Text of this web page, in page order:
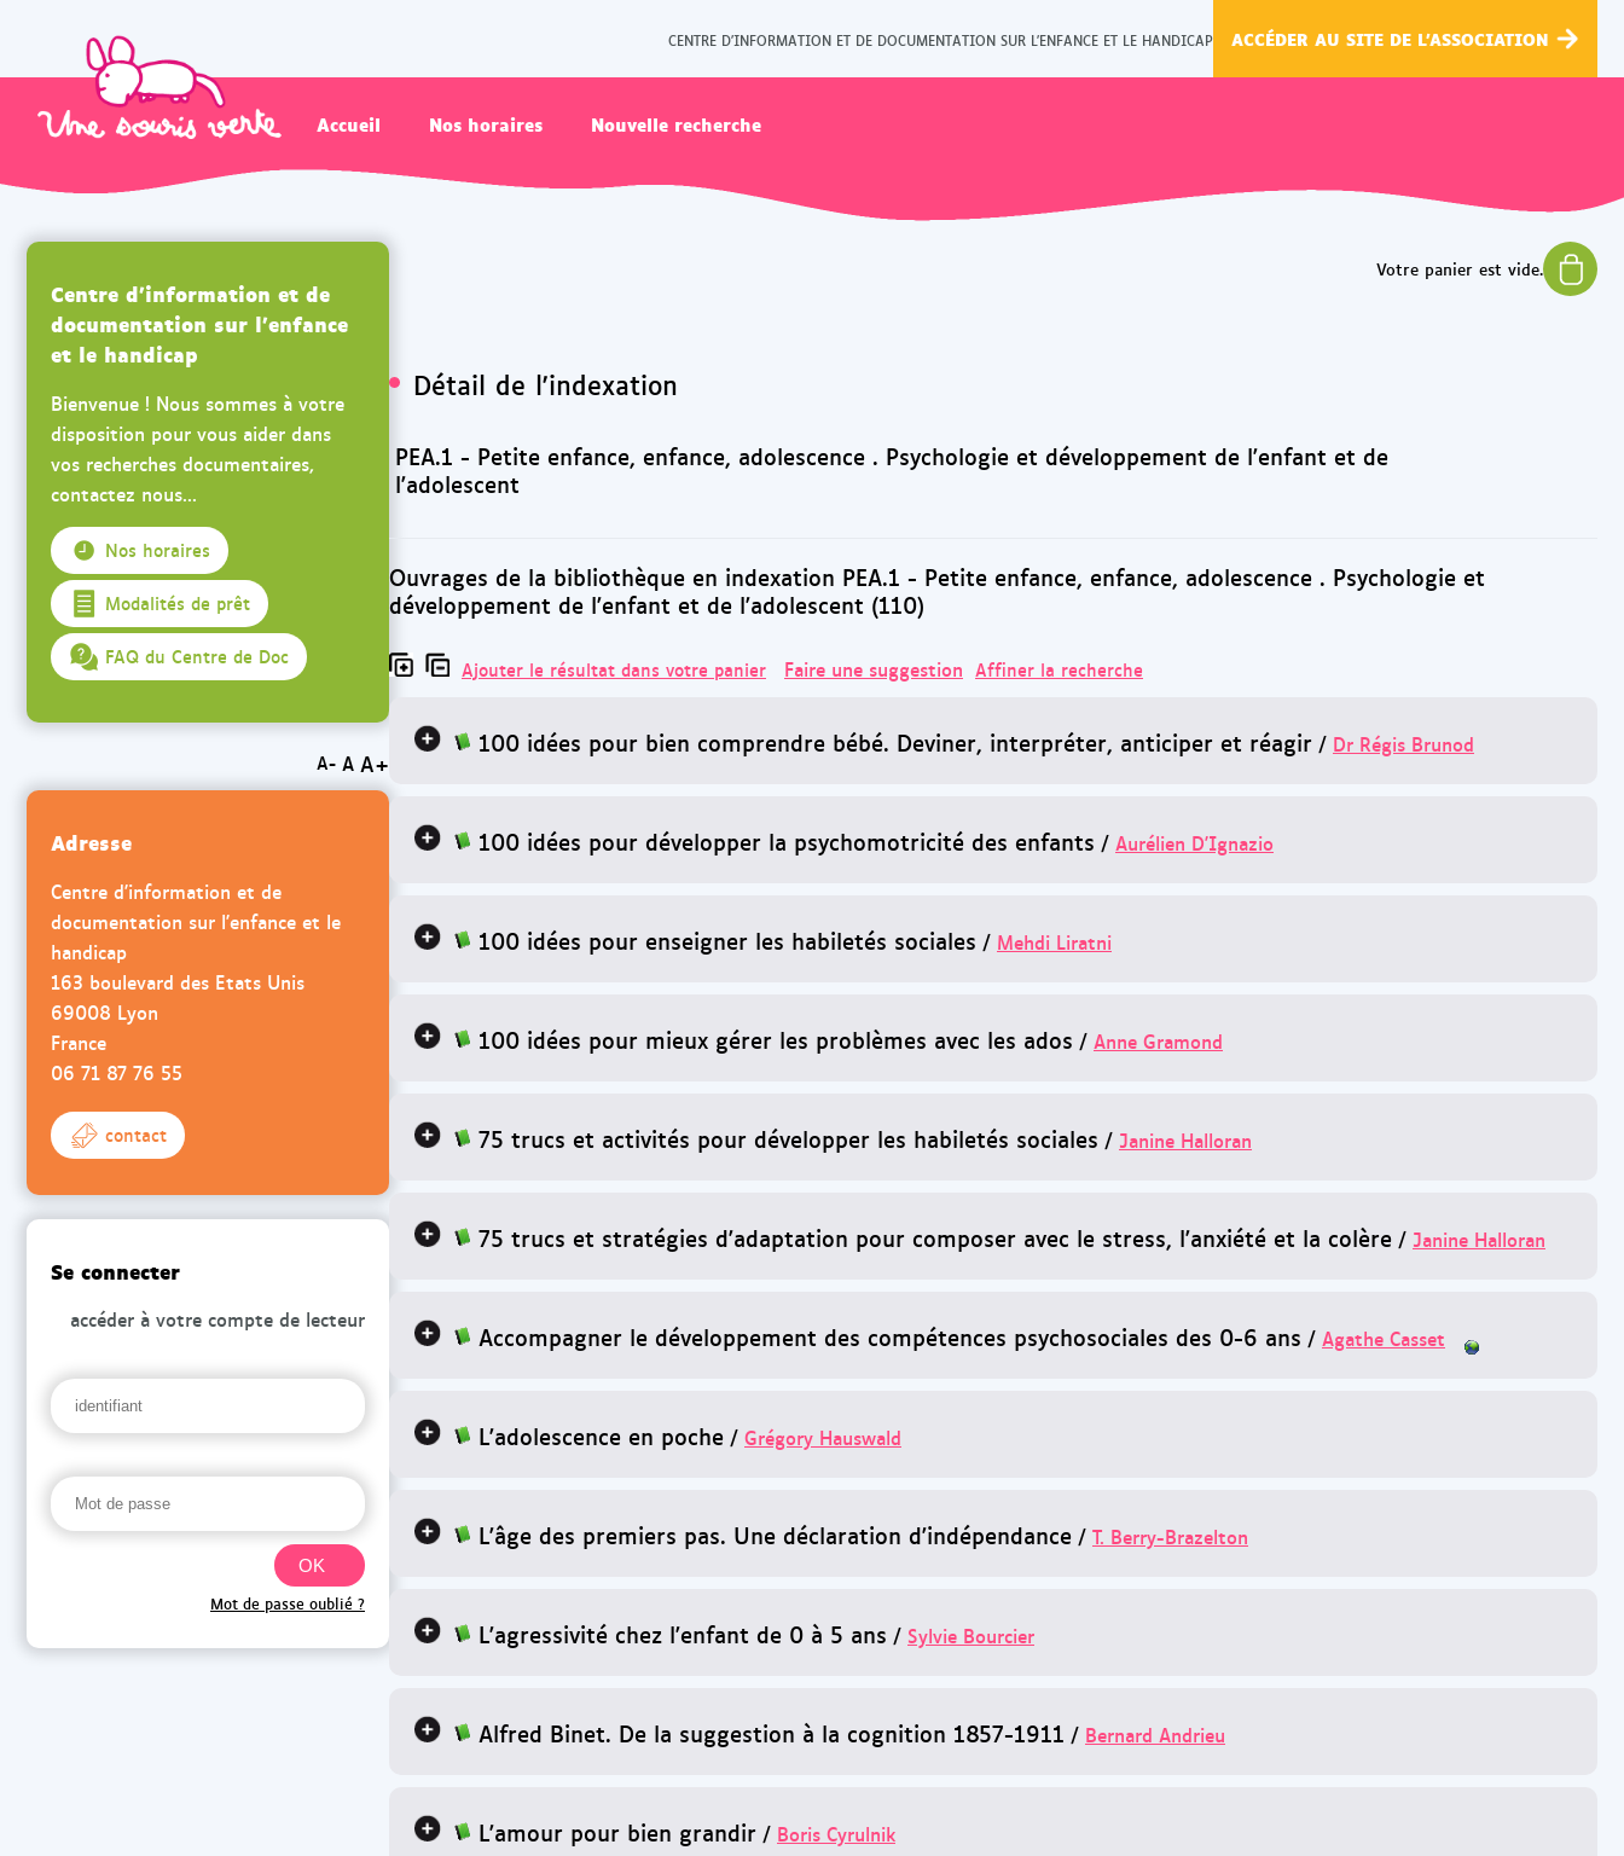
CENTRE D'INFORMATION ET DE DOCUMENTATION SUR L'ENFANCE ET LE HANDICAP ACCÉDER AU SITE DE L'ASSOCIATION
Accueil Nos horaires Nouvelle recherche
Détail de l'indexation
PEA.1 - Petite enfance, enfance, adolescence . Psychologie et développement de l'enfant et de
l'adolescent
Ouvrages de la bibliothèque en indexation PEA.1 - Petite enfance, enfance, adolescence . Psychologie et
développement de l'enfant et de l'adolescent (110)
Ajouter le résultat dans votre panier Faire une suggestion Affiner la recherche
100 idées pour bien comprendre bébé. Deviner, interpréter, anticiper et réagir / Dr Régis Brunod
100 idées pour développer la psychomotricité des enfants / Aurélien D'Ignazio
100 idées pour enseigner les habiletés sociales / Mehdi Liratni
100 idées pour mieux gérer les problèmes avec les ados / Anne Gramond
75 trucs et activités pour développer les habiletés sociales / Janine Halloran
75 trucs et stratégies d'adaptation pour composer avec le stress, l'anxiété et la colère / Janine Halloran
Accompagner le développement des compétences psychosociales des 0-6 ans / Agathe Casset
L'adolescence en poche / Grégory Hauswald
L'âge des premiers pas. Une déclaration d'indépendance / T. Berry-Brazelton
L'agressivité chez l'enfant de 0 à 5 ans / Sylvie Bourcier
Alfred Binet. De la suggestion à la cognition 1857-1911 / Bernard Andrieu
L'amour pour bien grandir / Boris Cyrulnik
Centre d'information et de
documentation sur l'enfance
et le handicap
Bienvenue ! Nous sommes à votre
disposition pour vous aider dans
vos recherches documentaires,
contactez nous...
Nos horaires
Modalités de prêt
FAQ du Centre de Doc
A- A A+
Adresse
Centre d'information et de
documentation sur l'enfance et le
handicap
163 boulevard des Etats Unis
69008 Lyon
France
06 71 87 76 55
contact
Se connecter
accéder à votre compte de lecteur
Mot de passe oublié ?